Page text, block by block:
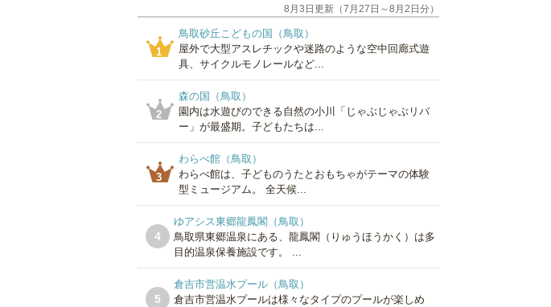
8月3日更新（7月27日～8月2日分）
1
鳥取砂丘こどもの国（鳥取）
屋外で大型アスレチックや迷路のような空中回廊式遊
具、サイクルモノレールなど...
2
森の国（鳥取）
園内は水遊びのできる自然の小川「じゃぶじゃぶリバ
ー」が最盛期。子どもたちは...
3
わらべ館（鳥取）
わらべ館は、子どものうたとおもちゃがテーマの体験
型ミュージアム。 全天候...
4
ゆアシス東郷龍鳳閣（鳥取）
鳥取県東郷温泉にある、龍鳳閣（りゅうほうかく）は多
目的温泉保養施設です。 ...
5
倉吉市営温水プール（鳥取）
倉吉市営温水プールは様々なタイプのプールが楽しめ